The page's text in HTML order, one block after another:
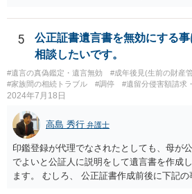
5
公正証書遺言書を無効にする
相談したいです。
#遺言の真偽鑑定・遺言無効 #成年後見(生前の財産
#家族間の相続トラブル
#調停 #遺留分侵害額請求
2024年7月18日
高島 秀行 弁護士
印鑑登録が代理でなされたとしても、母が
でよいと公証人に説明をして遺言書を作成
ます。 むしろ、 公正証書作成前後に下記